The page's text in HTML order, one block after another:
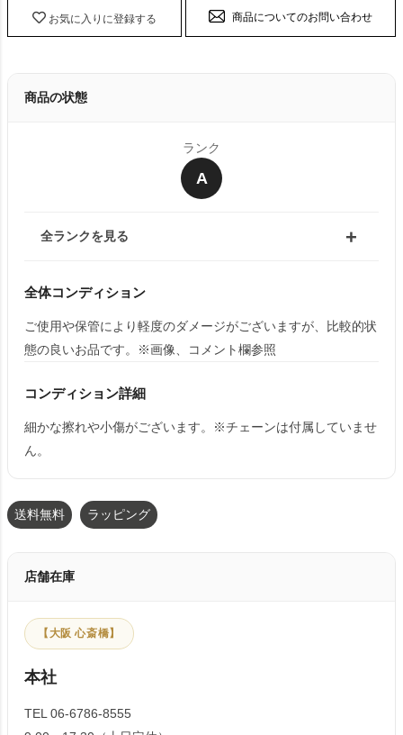
お気に入りに登録する 商品についてのお問い合わせ
商品の状態
ランク
A
全ランクを見る
全体コンディション
ご使用や保管により軽度のダメージがございますが、比較的状
態の良いお品です。※画像、コメント欄参照
コンディション詳細
細かな擦れや小傷がございます。※チェーンは付属していませ
ん。
送料無料 ラッピング
店舗在庫
【大阪 心斎橋】
本社
TEL 06-6786-8555